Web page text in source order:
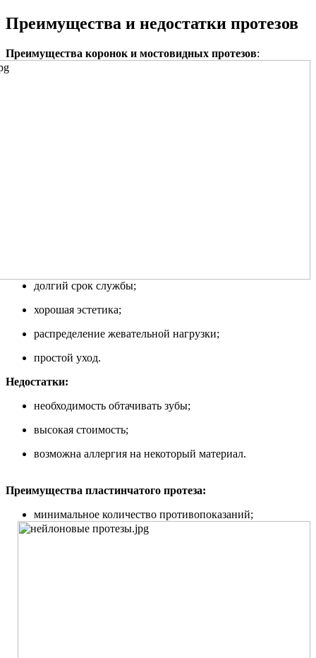
Преимущества и недостатки протезов
Преимущества коронок и мостовидных протезов:
долгий срок службы;
хорошая эстетика;
распределение жевательной нагрузки;
простой уход.
Недостатки:
необходимость обтачивать зубы;
высокая стоимость;
возможна аллергия на некоторый материал.
Преимущества пластинчатого протеза:
минимальное количество противопоказаний;